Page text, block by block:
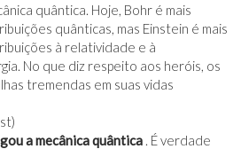
quântica. Hoje, Bohr é mais
quânticas, mas Einstein é mais
à relatividade e à
No que diz respeito aos heróis, os
tremendas em suas vidas
a mecânica quântica . É verdade